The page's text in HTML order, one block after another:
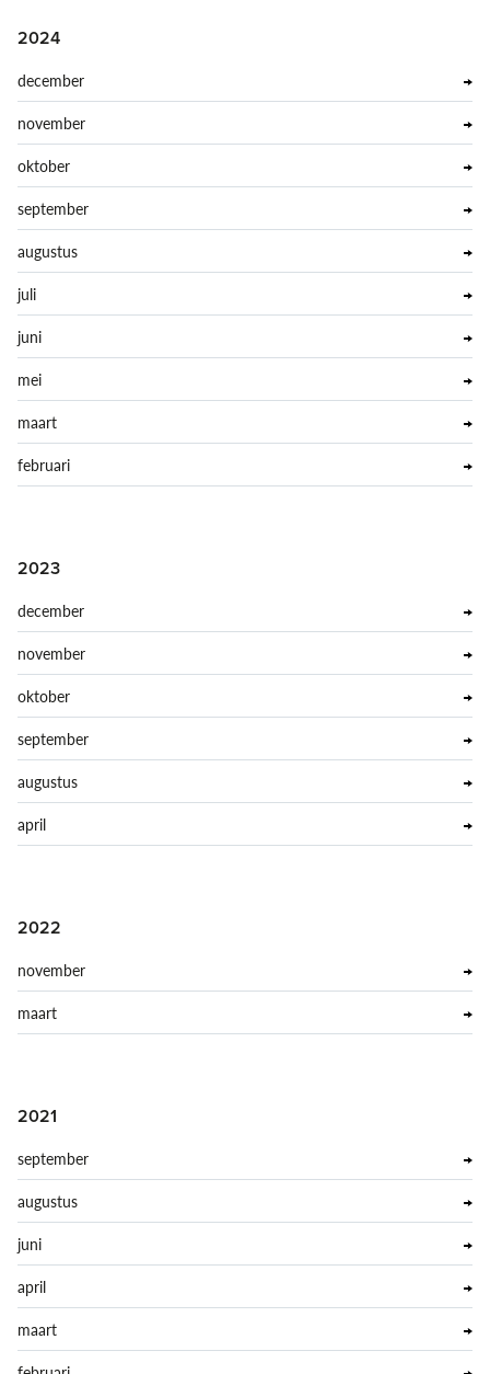
2024
december
november
oktober
september
augustus
juli
juni
mei
maart
februari
2023
december
november
oktober
september
augustus
april
2022
november
maart
2021
september
augustus
juni
april
maart